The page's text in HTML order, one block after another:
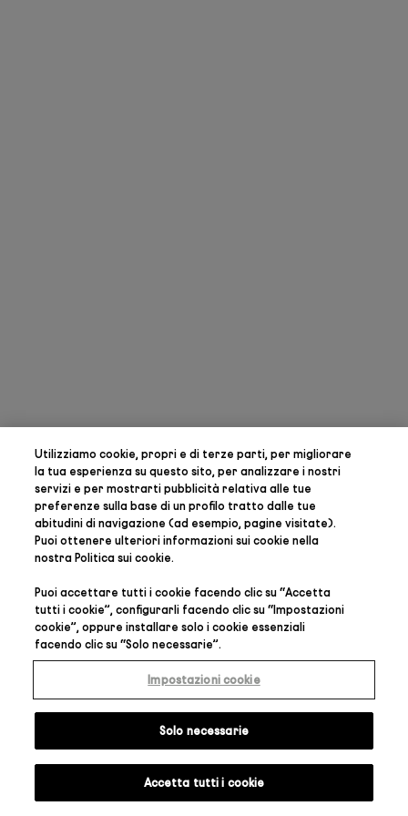
Utilizziamo cookie, propri e di terze parti, permigliorare
la tua esperienza su questo sito, per analizzare i nostri
servizi e per mostrarti pubblicità relativa alle tue
preferenze sulla base di un profilo tratto dalle tue
abitudini di navigazione (ad esempio, pagine visitate).
Puoi ottenere ulteriori informazioni sui cookie nella
nostraPolitica sui cookie.
Puoi accettare tutti i cookie facendo clic su “Accetta
tutti i cookie”, configurarli facendo clic su “Impostazioni
cookie”, oppure installare solo i cookie essenziali
facendo clic su “Solo necessarie”.
Impostazioni cookie
Solo necessarie
Accetta tutti i cookie